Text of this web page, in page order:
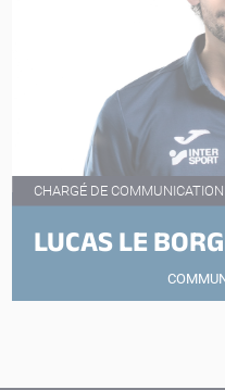
LUCAS LE
CHARGÉ DE COMMUNICATION